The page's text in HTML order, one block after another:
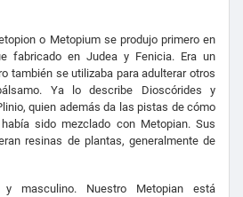
o Metopium se produjo primero en
fabricado en Judea y Fenicia. Era un
también se utilizaba para adulterar otros
Ya lo describe Dioscórides y
quien además da las pistas de cómo
sido mezclado con Metopian. Sus
resinas de plantas, generalmente de
masculino. Nuestro Metopian está